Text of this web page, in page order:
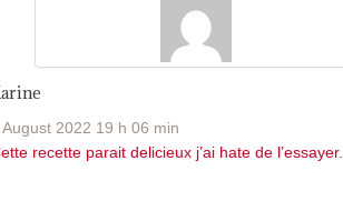
August 2022 19 h 06 min
recette parait delicieux j’ai hate de l’essayer.